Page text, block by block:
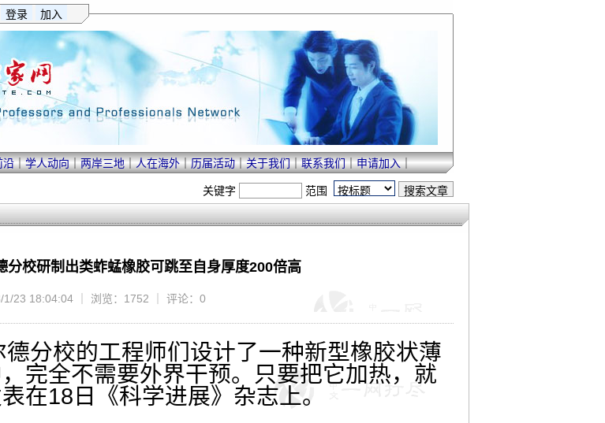
沿｜学人动向｜两岸三地｜人在海外｜历届活动｜关于我们｜联系我们｜申请加入｜
关键字 范围
分校研制出类蚱蜢橡胶可跳至自身厚度200倍高
1/23 18:04:04 ｜ 浏览：1752 ｜ 评论：0
校的工程师们设计了一种新型橡胶状薄
完全不需要外界干预。只要把它加热，就
在18日《科学进展》杂志上。